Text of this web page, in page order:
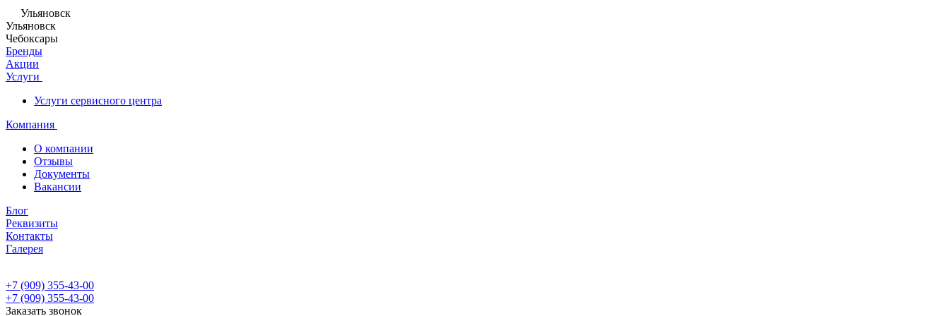
Ульяновск
Ульяновск
Чебоксары
Бренды
Акции
Услуги
Услуги сервисного центра
Компания
О компании
Отзывы
Документы
Вакансии
Блог
Реквизиты
Контакты
Галерея
+7 (909) 355-43-00
+7 (909) 355-43-00
Заказать звонок